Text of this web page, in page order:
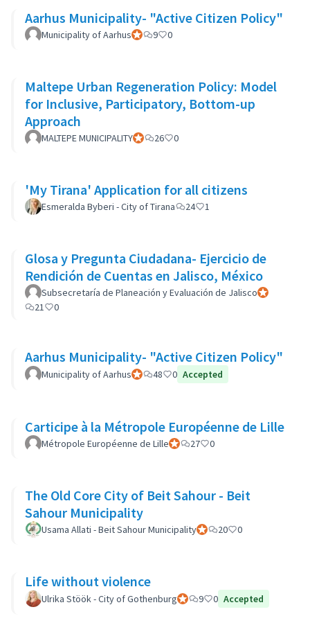
Aarhus Municipality- "Active Citizen Policy"
Municipality of AarhusOfficial participant
9 0
Maltepe Urban Regeneration Policy: Model
for Inclusive, Participatory, Bottom-up
Approach
MALTEPE MUNICIPALITYOfficial participant
26 0
'My Tirana' Application for all citizens
Esmeralda Byberi - City of Tirana 24 1
Glosa y Pregunta Ciudadana- Ejercicio de
Rendición de Cuentas en Jalisco, México
Subsecretaría de Planeación y Evaluación de JaliscoOfficial
21
0
Aarhus Municipality- "Active Citizen Policy"
Municipality of AarhusOfficial participant
48 0 Accepted
Carticipe à la Métropole Européenne de Lille
Métropole Européenne de LilleOfficial participant
27 0
The Old Core City of Beit Sahour - Beit
Sahour Municipality
Usama Allati - Beit Sahour MunicipalityOfficial participant
20 0
Life without violence
Ulrika Stöök - City of GothenburgOfficial participant
9 0 Accepted